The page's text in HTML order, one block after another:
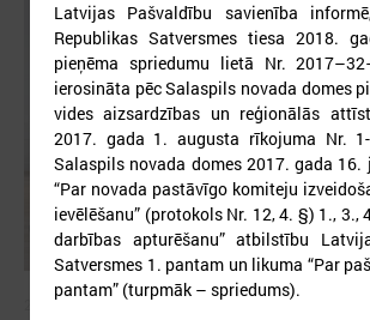
2026. gada 30. jūlijs
Latvijas Pašvaldību savienība
Republikas Satversmes tiesa 2018.
pieņēma spriedumu lietā Nr.
ierosināta pēc Salaspils novada domes
vides aizsardzības un reģionālās
2017. gada 1. augusta rīkojuma Nr.
Salaspils novada domes 2017. gada 16.
“Par novada pastāvīgo komiteju
ievēlēšanu” (protokols Nr. 12, 4. §) 1., 3.,
darbības apturēšanu” atbilstību
Satversmes 1. pantam un likuma “Par
pantam” (turpmāk – spriedums).